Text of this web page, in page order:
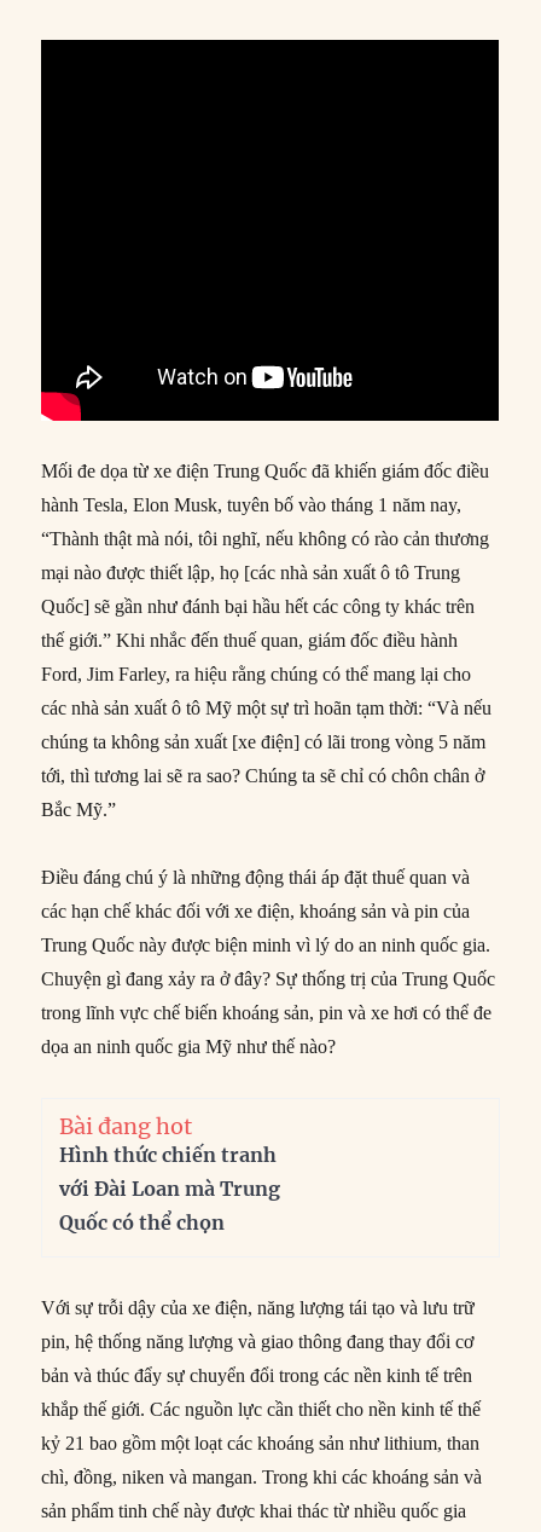
Mối đe dọa từ xe điện Trung Quốc đã khiến giám đốc điều
hành Tesla, Elon Musk, tuyên bố vào tháng 1 năm nay,
“Thành thật mà nói, tôi nghĩ, nếu không có rào cản thương
mại nào được thiết lập, họ [các nhà sản xuất ô tô Trung
Quốc] sẽ gần như đánh bại hầu hết các công ty khác trên
thế giới.” Khi nhắc đến thuế quan, giám đốc điều hành
Ford, Jim Farley, ra hiệu rằng chúng có thể mang lại cho
các nhà sản xuất ô tô Mỹ một sự trì hoãn tạm thời: “Và nếu
chúng ta không sản xuất [xe điện] có lãi trong vòng 5 năm
tới, thì tương lai sẽ ra sao? Chúng ta sẽ chỉ có chôn chân ở
Bắc Mỹ.”
Điều đáng chú ý là những động thái áp đặt thuế quan và
các hạn chế khác đối với xe điện, khoáng sản và pin của
Trung Quốc này được biện minh vì lý do an ninh quốc gia.
Chuyện gì đang xảy ra ở đây? Sự thống trị của Trung Quốc
trong lĩnh vực chế biến khoáng sản, pin và xe hơi có thể đe
dọa an ninh quốc gia Mỹ như thế nào?
Bài đang hot
Hình thức chiến tranh
với Đài Loan mà Trung
Quốc có thể chọn
Với sự trỗi dậy của xe điện, năng lượng tái tạo và lưu trữ
pin, hệ thống năng lượng và giao thông đang thay đổi cơ
bản và thúc đẩy sự chuyển đổi trong các nền kinh tế trên
khắp thế giới. Các nguồn lực cần thiết cho nền kinh tế thế
kỷ 21 bao gồm một loạt các khoáng sản như lithium, than
chì, đồng, niken và mangan. Trong khi các khoáng sản và
sản phẩm tinh chế này được khai thác từ nhiều quốc gia